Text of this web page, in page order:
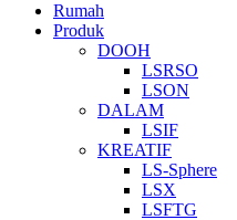
Rumah
Produk
DOOH
LSRSO
LSON
DALAM
LSIF
KREATIF
LS-Sphere
LSX
LSFTG